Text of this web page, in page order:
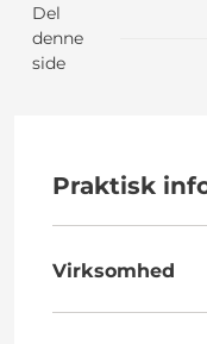
Del
denne
side
Praktisk
Virksomhed